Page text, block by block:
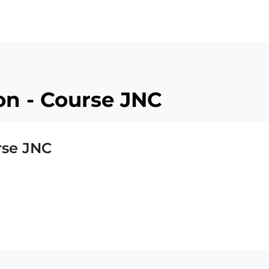
- Course JNC
JNC